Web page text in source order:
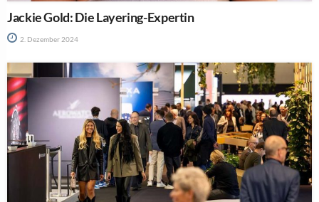
Jackie Gold: Die Layering-Expertin
2. Dezember 2024